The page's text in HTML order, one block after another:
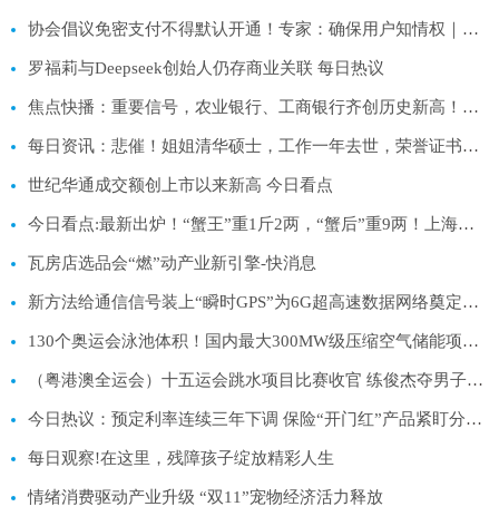
协会倡议免密支付不得默认开通！专家：确保用户知情权｜宅男财经|焦点速递
罗福莉与Deepseek创始人仍存商业关联 每日热议
焦点快播：重要信号，农业银行、工商银行齐创历史新高！双百亿银行ETF（512800）稳步三连阳，近5日超7亿资金抢跑
每日资讯：悲催！姐姐清华硕士，工作一年去世，荣誉证书、学士服被爸藏起来
世纪华通成交额创上市以来新高 今日看点
今日看点:最新出炉！“蟹王”重1斤2两，“蟹后”重9两！上海大闸蟹首夺“蟹后”！
瓦房店选品会“燃”动产业新引擎-快消息
新方法给通信信号装上“瞬时GPS”为6G超高速数据网络奠定技术基础 重点聚焦
130个奥运会泳池体积！国内最大300MW级压缩空气储能项目储气库建设过半|视焦点讯
（粤港澳全运会）十五运会跳水项目比赛收官 练俊杰夺男子10米跳台金牌
今日热议：预定利率连续三年下调 保险“开门红”产品紧盯分红险
每日观察!在这里，残障孩子绽放精彩人生
情绪消费驱动产业升级 “双11”宠物经济活力释放